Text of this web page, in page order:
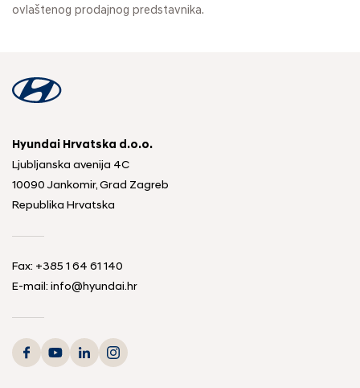
ovlaštenog prodajnog predstavnika.
Hyundai Hrvatska d.o.o.
Ljubljanska avenija 4C
10090 Jankomir, Grad Zagreb
Republika Hrvatska
Fax: +385 1 64 61 140
E-mail: info@hyundai.hr